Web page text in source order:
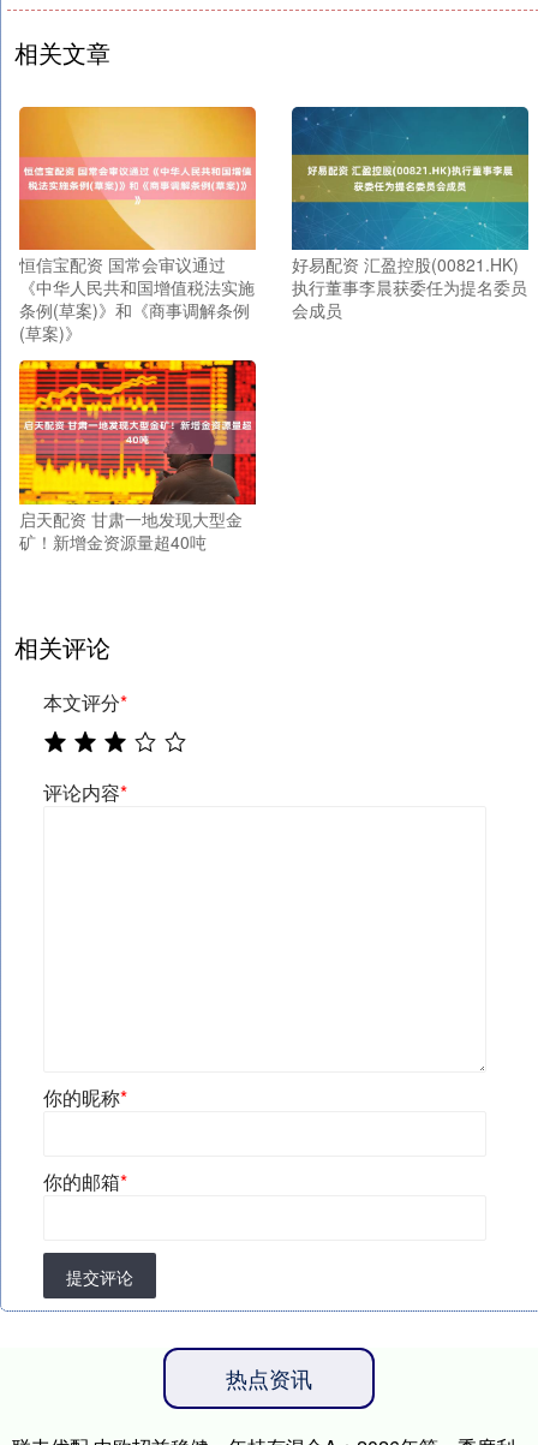
相关文章
恒信宝配资 国常会审议通过
《中华人民共和国增值税法实施
条例(草案)》和《商事调解条例
(草案)》
好易配资 汇盈控股(00821.HK)
执行董事李晨获委任为提名委员
会成员
启天配资 甘肃一地发现大型金
矿！新增金资源量超40吨
相关评论
本文评分*
评论内容*
你的昵称*
你的邮箱*
提交评论
热点资讯